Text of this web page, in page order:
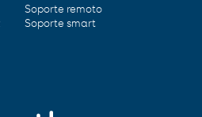
Soporte remoto
Soporte smart